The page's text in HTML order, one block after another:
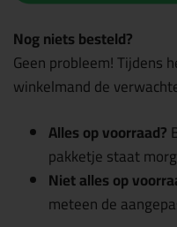
Nog niets besteld?
Geen probleem! Tijdens
winkelmand de
Alles op voorraad?
pakketje staat
Niet alles op
meteen de